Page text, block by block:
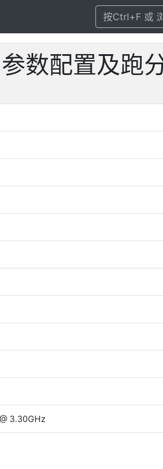
按Ctrl+F 或
数配置及跑
3.30GHz